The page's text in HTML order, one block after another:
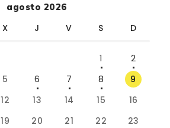
agosto 2026
X J V S D
1
2
5 6 7 8
9
12 13 14 15
16
19 20 21 22
23